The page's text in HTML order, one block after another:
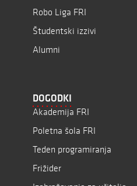
Robo Liga FRI
Študentski izzivi
Alumni
DOGODKI
Akademija FRI
Poletna šola FRI
Teden programiranja
Frižider